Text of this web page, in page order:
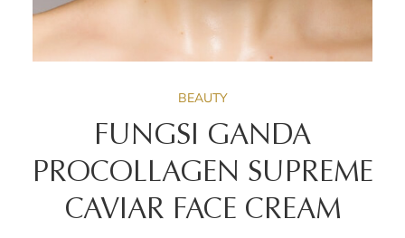
BEAUTY
FUNGSI GANDA
PROCOLLAGEN SUPREME
CAVIAR FACE CREAM